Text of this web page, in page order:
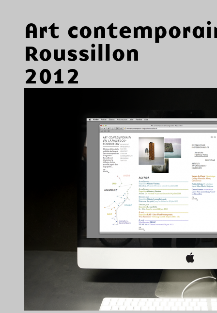
Art
Roussillon
2012